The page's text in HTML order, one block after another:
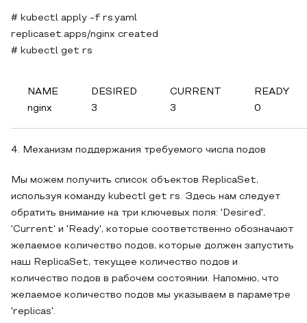
# kubectl apply -f rs.yaml
replicaset.apps/nginx created
# kubectl get rs
NAME
nginx
DESIRED
3
CURRENT
3
READY
0
4. Механизм поддержания требуемого числа подов
Мы можем получить список объектов ReplicaSet,
используя команду kubectl get rs. Здесь нам следует
обратить внимание на три ключевых поля: 'Desired',
'Current' и 'Ready', которые соответственно обозначают
желаемое количество подов, которые должен запустить
наш ReplicaSet, текущее количество подов и
количество подов в рабочем состоянии. Напомню, что
желаемое количество подов мы указываем в параметре
'replicas'.